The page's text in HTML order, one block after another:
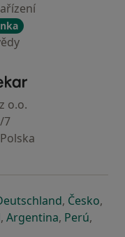
- Hlavní stránka
o.o.
7
v nové záložce
otevře v nové záložce
se otevře v
, Českose
,
záložce
v nové záložce
se otevře v nové
, Argentinase otevře v
, Perúse
,